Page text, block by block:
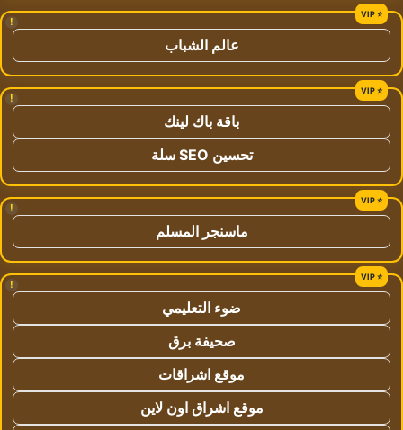
!
عالم الشباب
!
باقة باك لينك
تحسين SEO سلة
!
ماسنجر المسلم
!
ضوء التعليمي
صحيفة برق
موقع اشراقات
موقع اشراق اون لاين